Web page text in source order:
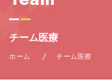
チーム医療
ホーム / チーム医療